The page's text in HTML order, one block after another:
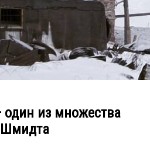
из множества
Шмидта